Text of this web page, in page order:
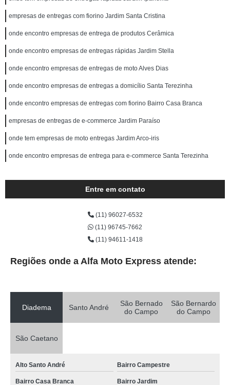
empresas de entregas com fiorino Jardim Santa Cristina
onde encontro empresas de entrega de produtos Cerâmica
onde encontro empresas de entregas rápidas Jardim Stella
onde encontro empresas de entregas de moto Alves Dias
onde encontro empresas de entregas a domicílio Santa Terezinha
onde encontro empresas de entregas com fiorino Bairro Casa Branca
empresas de entregas de e-commerce Jardim Paraíso
onde tem empresas de moto entregas Jardim Arco-iris
onde encontro empresas de entrega para e-commerce Santa Terezinha
Entre em contato
(11) 96027-6532
(11) 96745-7662
(11) 94611-1418
Regiões onde a Alfa Moto Express atende:
Diadema Santo André
São Bernado
do Campo
São Bernardo
do Campo
São Caetano
Alto Santo André Bairro Campestre
Bairro Casa Branca Bairro Jardim